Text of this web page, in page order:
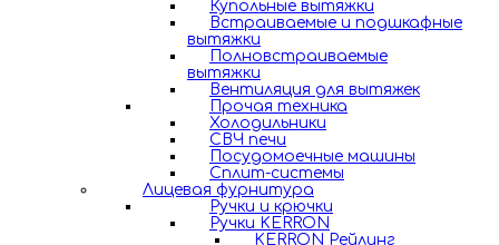
Купольные вытяжки
Встраиваемые и подшкафные
вытяжки
Полновстраиваемые
вытяжки
Вентиляция для вытяжек
Прочая техника
Холодильники
СВЧ печи
Посудомоечные машины
Сплит-системы
Лицевая фурнитура
Ручки и крючки
Ручки KERRON
KERRON Рейлинг